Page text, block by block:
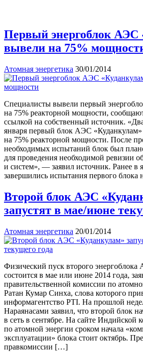
Первый энергоблок АЭС
вывели на 75%
Атомная энергетика 30/01/2014
Специалисты вывели первый
на 75% реакторной мощности,
ссылкой на собственный источник.
января первый блок АЭС
на 75% реакторной мощности. После
необходимых испытаний блок был
для проведения необходимой ревизии
и систем», — заявил источник. Ранее в
завершились испытания первого
Второй блок АЭС
запустят в мае/июне
Атомная энергетика 20/01/2014
Физический пуск второго
состоится в мае или июне 2014 года,
правительственной комиссии по
Ратан Кумар Синха, слова которого
информагентство PTI. На прошлой
Нараянасами заявил, что второй блок
в сеть в сентябре. На сайте Индийской
по атомной энергии сроком начала
эксплуатации» блока стоит октябрь.
правкомиссии […]